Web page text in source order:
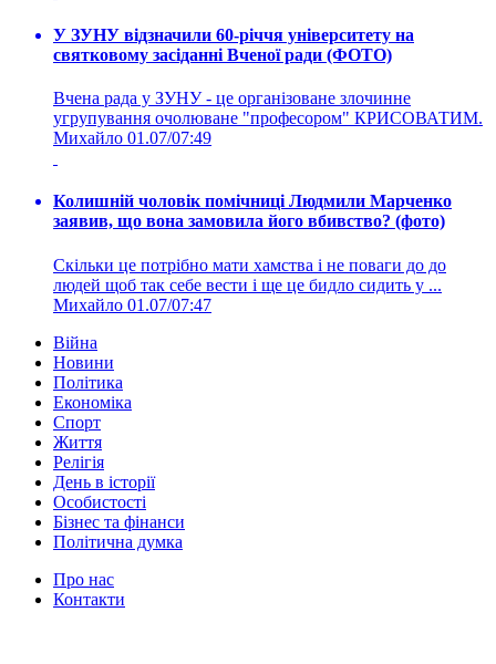
У ЗУНУ відзначили 60-річчя університету на
святковому засіданні Вченої ради (ФОТО)
Вчена рада у ЗУНУ - це організоване злочинне
угрупування очолюване "професором" КРИСОВАТИМ.
Михайло 01.07/07:49
Колишній чоловік помічниці Людмили Марченко
заявив, що вона замовила його вбивство? (фото)
Скільки це потрібно мати хамства і не поваги до до
людей щоб так себе вести і ще це бидло сидить у ...
Михайло 01.07/07:47
Війна
Новини
Політика
Економіка
Спорт
Життя
Релігія
День в історії
Особистості
Бізнес та фінанси
Політична думка
Про нас
Контакти